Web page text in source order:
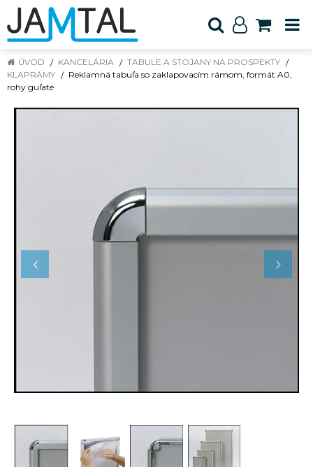
ÚVOD KANCELÁRIA
TABULE A STOJANY NA PROSPEKTY
KLAPRÁMY
Reklamná tabuľa so zaklapovacím rámom, formát A0,
rohy guľaté